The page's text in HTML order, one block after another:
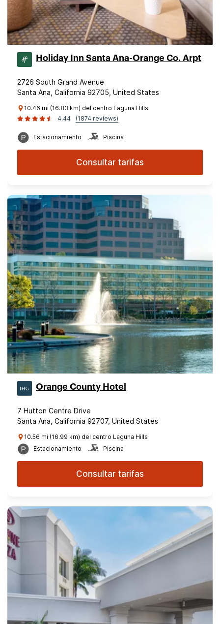
Holiday Inn Santa Ana-Orange Co. Arpt
2726 South Grand Avenue
Santa Ana, California 92705, United States
10.46 mi (16.83 km) del centro Laguna Hills
4,44
(1874 reviews)
Estacionamiento Piscina
Consultar tarifas
Orange County Hotel
7 Hutton Centre Drive
Santa Ana, California 92707, United States
10.56 mi (16.99 km) del centro Laguna Hills
Estacionamiento
Piscina
Consultar tarifas